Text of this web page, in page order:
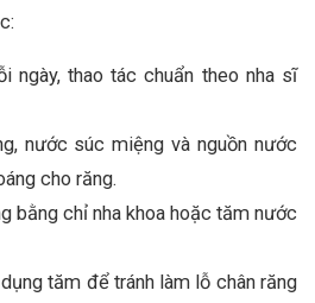
ngày, thao tác chuẩn theo nha sĩ
nước súc miệng và nguồn nước
cho răng.
bằng chỉ nha khoa hoặc tăm nước
tăm để tránh làm lỗ chân răng